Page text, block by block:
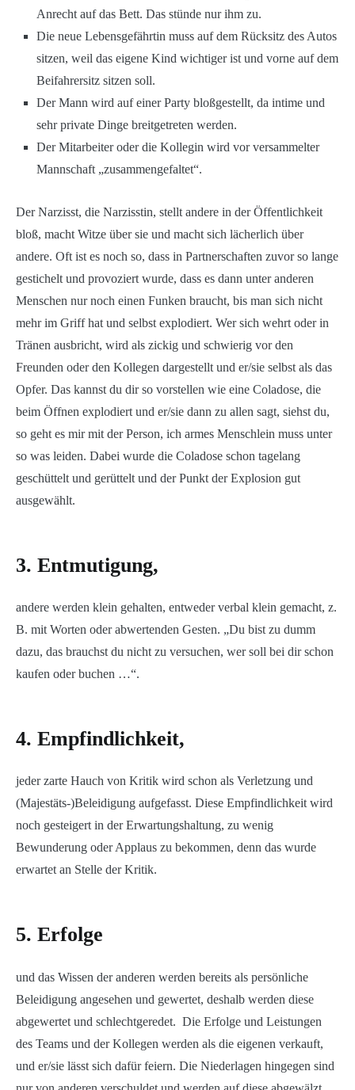
Anrecht auf das Bett. Das stünde nur ihm zu.
Die neue Lebensgefährtin muss auf dem Rücksitz des Autos
sitzen, weil das eigene Kind wichtiger ist und vorne auf dem
Beifahrersitz sitzen soll.
Der Mann wird auf einer Party bloßgestellt, da intime und
sehr private Dinge breitgetreten werden.
Der Mitarbeiter oder die Kollegin wird vor versammelter
Mannschaft „zusammengefaltet“.
Der Narzisst, die Narzisstin, stellt andere in der Öffentlichkeit
bloß, macht Witze über sie und macht sich lächerlich über
andere. Oft ist es noch so, dass in Partnerschaften zuvor so lange
gestichelt und provoziert wurde, dass es dann unter anderen
Menschen nur noch einen Funken braucht, bis man sich nicht
mehr im Griff hat und selbst explodiert. Wer sich wehrt oder in
Tränen ausbricht, wird als zickig und schwierig vor den
Freunden oder den Kollegen dargestellt und er/sie selbst als das
Opfer. Das kannst du dir so vorstellen wie eine Coladose, die
beim Öffnen explodiert und er/sie dann zu allen sagt, siehst du,
so geht es mir mit der Person, ich armes Menschlein muss unter
so was leiden. Dabei wurde die Coladose schon tagelang
geschüttelt und gerüttelt und der Punkt der Explosion gut
ausgewählt.
3. Entmutigung,
andere werden klein gehalten, entweder verbal klein gemacht, z.
B. mit Worten oder abwertenden Gesten. „Du bist zu dumm
dazu, das brauchst du nicht zu versuchen, wer soll bei dir schon
kaufen oder buchen …“.
4. Empfindlichkeit,
jeder zarte Hauch von Kritik wird schon als Verletzung und
(Majestäts-)Beleidigung aufgefasst. Diese Empfindlichkeit wird
noch gesteigert in der Erwartungshaltung, zu wenig
Bewunderung oder Applaus zu bekommen, denn das wurde
erwartet an Stelle der Kritik.
5. Erfolge
und das Wissen der anderen werden bereits als persönliche
Beleidigung angesehen und gewertet, deshalb werden diese
abgewertet und schlechtgeredet. Die Erfolge und Leistungen
des Teams und der Kollegen werden als die eigenen verkauft,
und er/sie lässt sich dafür feiern. Die Niederlagen hingegen sind